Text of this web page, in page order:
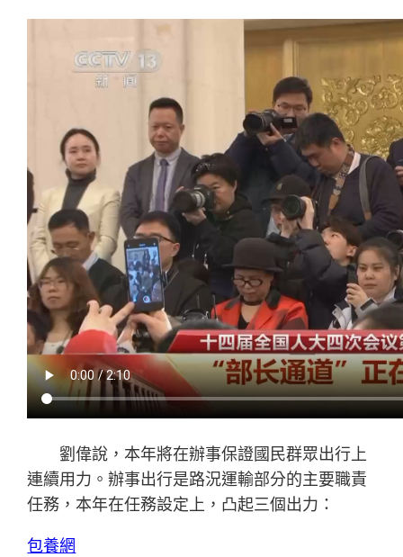
劉偉說，本年將在辦事保證國民群眾出行上
連續用力。辦事出行是路況運輸部分的主要職責
任務，本年在任務設定上，凸起三個出力：
包養網